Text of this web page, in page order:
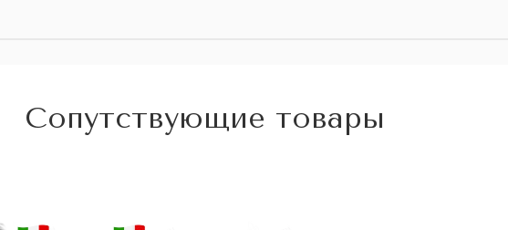
Сопутствующие товары